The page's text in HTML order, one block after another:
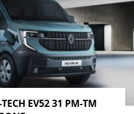
EV52 31 PM-TM